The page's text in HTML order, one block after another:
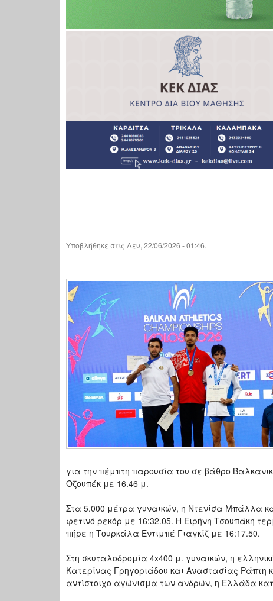
Υποβλήθηκε στις Δευ, 22/06/2026 - 01:46.
για την πέμπτη παρουσία του σε βάθρο
Οζουπέκ με 16.46 μ.
Στα 5.000 μέτρα γυναικών, η Ντενίσα Μπάλλα
φετινό ρεκόρ με 16:32.05. Η Ειρήνη Τσουπάκη
πήρε η Τουρκάλα Εντιμπέ Γιαγκίζ με 16:17.50.
Στη σκυταλοδρομία 4x400 μ. γυναικών, η
Κατερίνας Γρηγοριάδου και Αναστασίας Ράπτη
αντίστοιχο αγώνισμα των ανδρών, η Ελλάδα